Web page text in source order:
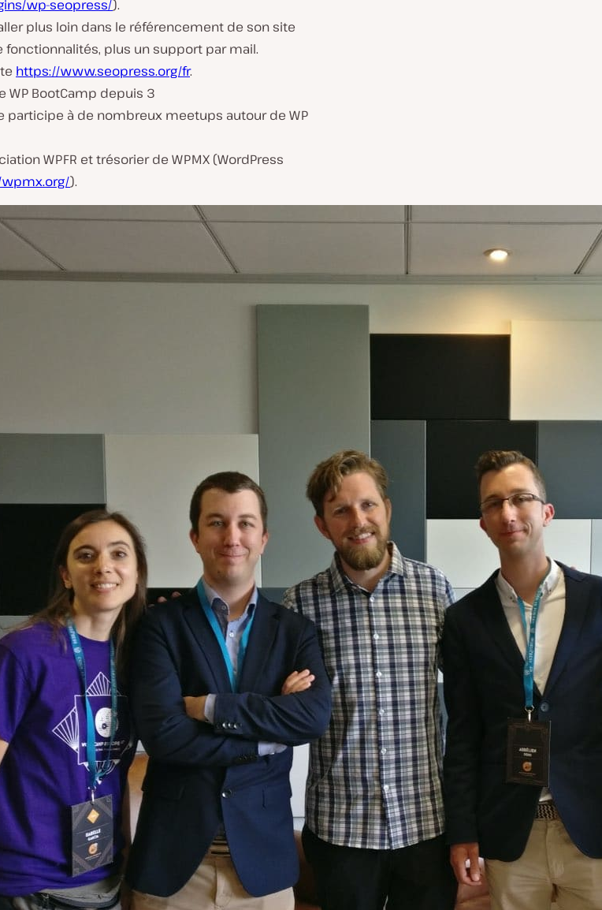
wp-seopress/).
plus loin dans le référencement de son site
fonctionnalités, plus un support par mail.
https://www.seopress.org/fr.
WP BootCamp depuis 3
participe à de nombreux meetups autour de WP
WPFR et trésorier de WPMX (WordPress
).